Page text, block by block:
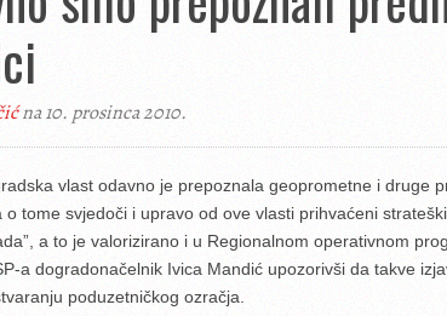
ZANIMLJIVOSTI
GOSPODARSTVO
KULTURA
ŠPORT
na 10. prosinca 2010.
vlast odavno je prepoznala geoprometne i druge
o tome svjedoči i upravo od ove vlasti prihvaćeni
a to je valorizirano i u Regionalnom operativnom
a dogradonačelnik Ivica Mandić upozorivši da takve
poduzetničkog ozračja.